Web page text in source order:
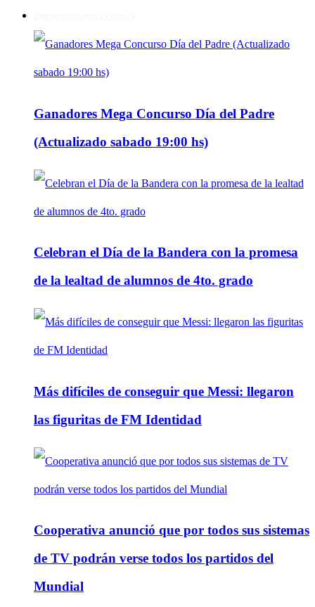
Ganadores Mega Concurso Día del Padre
(Actualizado sabado 19:00 hs)
Celebran el Día de la Bandera con la promesa
de la lealtad de alumnos de 4to. grado
Más difíciles de conseguir que Messi: llegaron
las figuritas de FM Identidad
Cooperativa anunció que por todos sus sistemas
de TV podrán verse todos los partidos del
Mundial